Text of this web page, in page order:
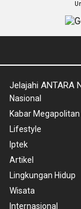
Jelajahi ANTARA
Nasional
Kabar Megapolitan
Lifestyle
Iptek
Artikel
Lingkungan Hidup
Wisata
Internasional